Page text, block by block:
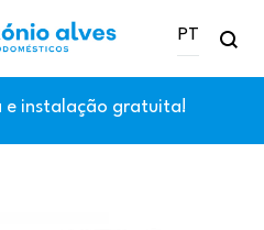
PT
PT
e instalação gratuita!